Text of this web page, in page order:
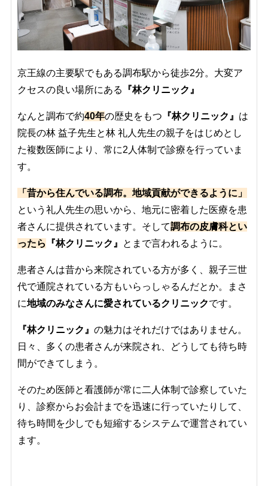
京王線の主要駅でもある調布駅から徒歩2分。大変ア
クセスの良い場所にある
『林クリニック』
なんと調布で約40年の歴史をもつ 『林クリニック』 は
院長の林 益子先生と林 礼人先生の親子をはじめとし
た複数医師により、常に2人体制で診療を行っていま
す。
「昔から住んでいる調布。地域貢献ができるように」
という礼人先生の思いから、地元に密着した医療を患
者さんに提供されています。そして調布の皮膚科とい
ったら
『林クリニック』 とまで言われるように。
患者さんは昔から来院されている方が多く、親子三世
代で通院されている方もいらっしゃるんだとか。まさ
に地域のみなさんに愛されているクリニックです。
『林クリニック』 の魅力はそれだけではありません。
日々、多くの患者さんが来院され、どうしても待ち時
間ができてしまう。
そのため医師と看護師が常に二人体制で診察していた
り、診察からお会計までを迅速に行っていたりして、
待ち時間を少しでも短縮するシステムで運営されてい
ます。